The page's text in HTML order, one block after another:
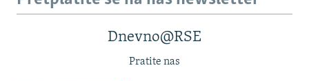
Dnevno@RSE
Pratite nas